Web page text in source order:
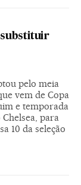
substituir
pelo meia
vem de Copa
e temporada
para
10 da seleção